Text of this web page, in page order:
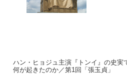
ハン・ヒョジュ主演『トンイ』の史実
何が起きたのか／第1回「張玉貞」